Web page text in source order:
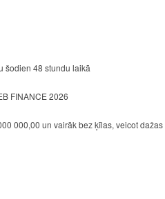
šodien 48 stundu laikā
FINANCE 2026
000,00 un vairāk bez ķīlas, veicot